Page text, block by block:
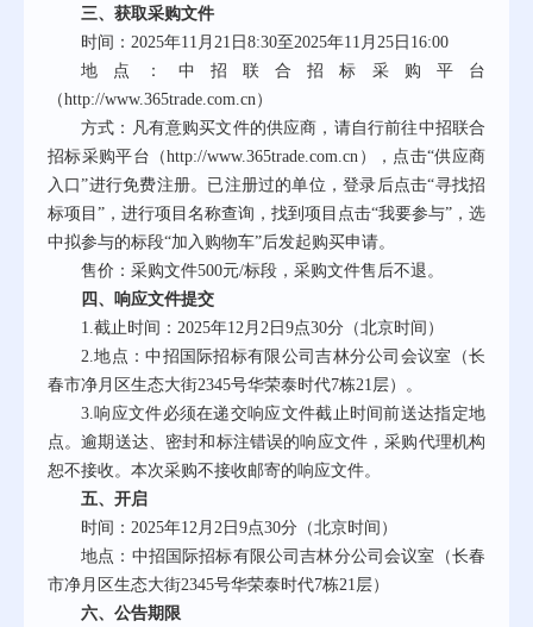
三、获取采购文件
时间： 2025年11 月 21 日8:30至2025年11 月 25日 16:00
地点： 中招联合招标采购平台
（http://www.365trade.com.cn）
方式：凡有意购买文件的供应商，请自行前往中招联合
招标采购平台（http://www.365trade.com.cn），点击“供应商
入口”进行免费注册。已注册过的单位，登录后点击“寻找招
标项目”，进行项目名称查询，找到项目点击“我要参与”，选
中拟参与的标段“加入购物车”后发起购买申请。
售价： 采购文件500元/标段 ， 采购文件售后不退。
四、响应文件提交
1.截止时间：2025年12 月 2 日9点30分（北京时间）
2.地点：中招国际招标有限公司吉林分公司会议室（长
春市净月区生态大街2345号华荣泰时代7栋21层）。
3.响应文件必须在递交响应文件截止时间前送达指定地
点。逾期送达、密封和标注错误的响应文件，采购代理机构
恕不接收。本次采购不接收邮寄的响应文件。
五、开启
时间： 2025年12 月 2 日9点30分（北京时间）
地点：中招国际招标有限公司吉林分公司会议室（长春
市净月区生态大街2345号华荣泰时代7栋21层）
六、公告期限